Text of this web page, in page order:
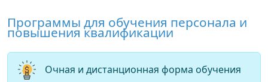
Программы для обучения персонала и
повышения квалификации
Очная и дистанционная форма обучения